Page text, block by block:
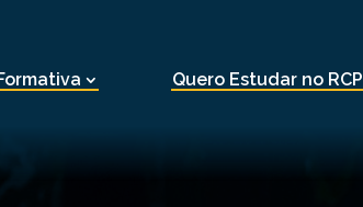
Quero Estudar no RCP